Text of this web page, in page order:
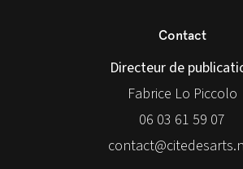
Contact
Directeur de
Fabrice Lo Piccolo
06 03 61 59 07